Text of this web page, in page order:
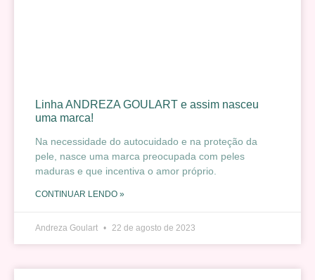
Linha ANDREZA GOULART e assim nasceu
uma marca!
Na necessidade do autocuidado e na proteção da
pele, nasce uma marca preocupada com peles
maduras e que incentiva o amor próprio.
CONTINUAR LENDO »
Andreza Goulart 22 de agosto de 2023